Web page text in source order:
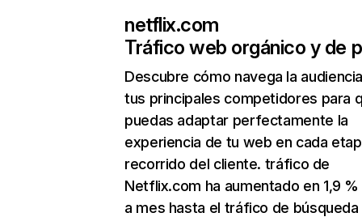
netflix.com
Tráfico web orgánico y de
Descubre cómo navega la
tus principales competidores para
puedas adaptar perfectamente la
experiencia de tu web en cada
recorrido del cliente. tráfico de
Netflix.com ha aumentado en 1,9
a mes hasta el tráfico de búsqueda